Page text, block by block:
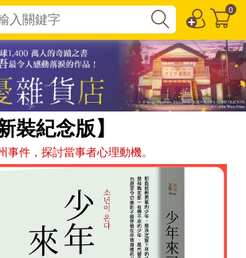
0
裝紀念版】
事件，探討當事者心理動機。